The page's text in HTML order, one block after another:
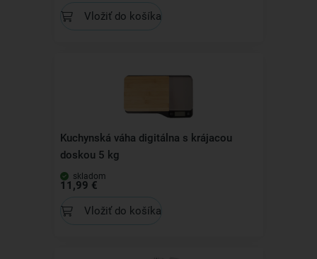
Vložiť do košíka
Kuchynská váha digitálna s krájacou
doskou 5 kg
skladom
11,99 €
Vložiť do košíka